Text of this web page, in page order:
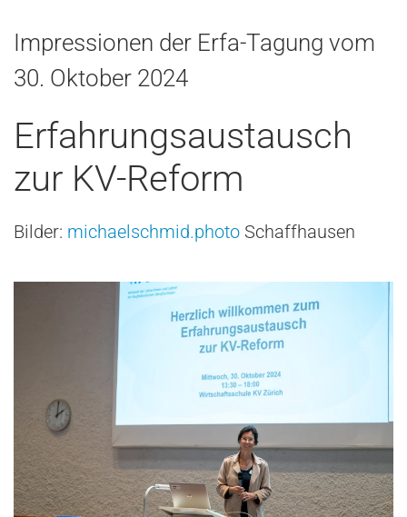
Impressionen der Erfa-Tagung vom
30. Oktober 2024
Erfahrungsaustausch
zur KV-Reform
Bilder: michaelschmid.photo Schaffhausen